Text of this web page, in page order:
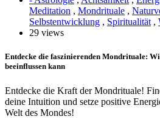
Meditation , Mondrituale ,
Selbstentwicklung , Spiritualität ,
29 views
Entdecke die faszinierenden Mondrituale:
beeinflussen kann
Entdecke die Kraft der Mondrituale!
deine Intuition und setze positive
Welt des Mondes!